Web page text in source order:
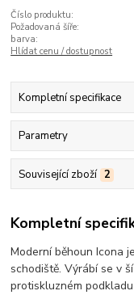
Číslo produktu:
Požadovaná šíře:
barva:
Hlídat cenu / dostupnost
Kompletní specifikace
Parametry
Související zboží 2
Kompletní
Moderní běhoun Icona
schodiště. Výrábí se v
protiskluzném